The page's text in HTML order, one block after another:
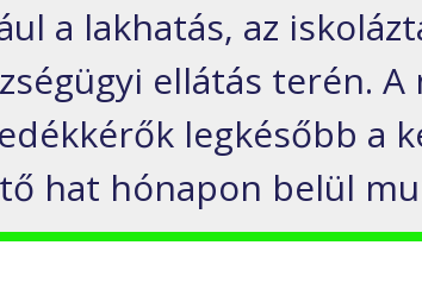
a lakhatás, az
ellátás terén.
legkésőbb a
hat hónapon belül